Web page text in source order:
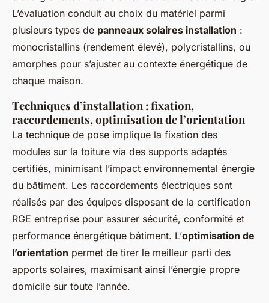
L’évaluation conduit au choix du matériel parmi
plusieurs types de panneaux solaires installation :
monocristallins (rendement élevé), polycristallins, ou
amorphes pour s’ajuster au contexte énergétique de
chaque maison.
Techniques d’installation : fixation,
raccordements, optimisation de l’orientation
La technique de pose implique la fixation des
modules sur la toiture via des supports adaptés
certifiés, minimisant l’impact environnemental énergie
du bâtiment. Les raccordements électriques sont
réalisés par des équipes disposant de la certification
RGE entreprise pour assurer sécurité, conformité et
performance énergétique bâtiment. L’optimisation de
l’orientation permet de tirer le meilleur parti des
apports solaires, maximisant ainsi l’énergie propre
domicile sur toute l’année.